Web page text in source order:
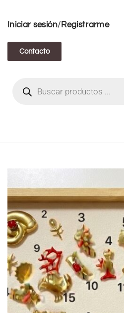
Iniciar sesión/ Registrarme
Contacto